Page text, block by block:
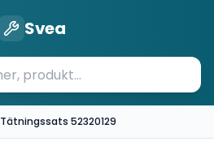
Svea
Tätningssats 52320129